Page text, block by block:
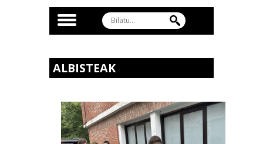
ALBISTEAK